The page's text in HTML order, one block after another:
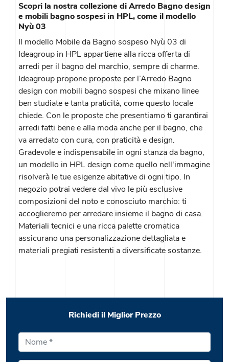
Scopri la nostra collezione di Arredo Bagno design
e mobili bagno sospesi in HPL, come il modello
Nyù 03
Il modello Mobile da Bagno sospeso Nyù 03 di
Ideagroup in HPL appartiene alla ricca offerta di
arredi per il bagno del marchio, sempre di charme.
Ideagroup propone proposte per l’Arredo Bagno
design con mobili bagno sospesi che mixano linee
ben studiate e tanta praticità, come questo locale
chiede. Con le proposte che presentiamo ti garantirai
arredi fatti bene e alla moda anche per il bagno, che
va arredato con cura, con praticità e design.
Gradevole e indispensabile in ogni stanza da bagno,
un modello in HPL design come quello nell'immagine
risolverà le tue esigenze abitative di ogni tipo. In
negozio potrai vedere dal vivo le più esclusive
composizioni del noto e conosciuto marchio: ti
accoglieremo per arredare insieme il bagno di casa.
Materiali tecnici e una ricca palette cromatica
assicurano una personalizzazione dettagliata e
materiali pregiati resistenti a diversificate sostanze.
Richiedi il Miglior Prezzo